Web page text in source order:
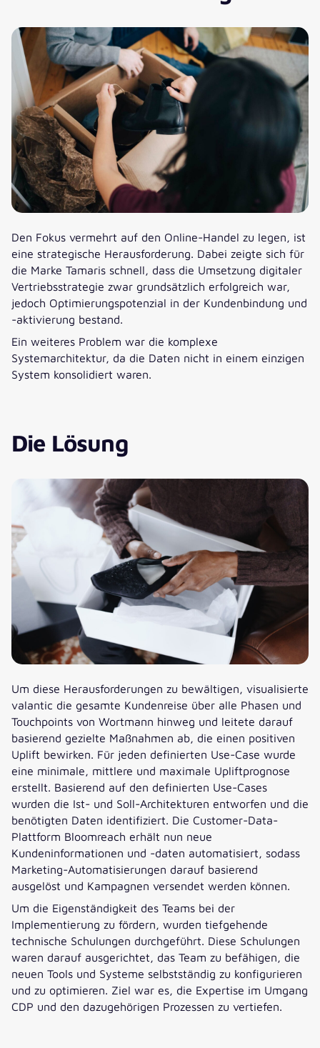
Den Fokus vermehrt auf den Online-Handel zu legen, ist
eine strategische Herausforderung. Dabei zeigte sich für
die Marke Tamaris schnell, dass die Umsetzung digitaler
Vertriebsstrategie zwar grundsätzlich erfolgreich war,
jedoch Optimierungspotenzial in der Kundenbindung und
-aktivierung bestand.
Ein weiteres Problem war die komplexe
Systemarchitektur, da die Daten nicht in einem einzigen
System konsolidiert waren.
Die Lösung
Um diese Herausforderungen zu bewältigen, visualisierte
valantic die gesamte Kundenreise über alle Phasen und
Touchpoints von Wortmann hinweg und leitete darauf
basierend gezielte Maßnahmen ab, die einen positiven
Uplift bewirken. Für jeden definierten Use-Case wurde
eine minimale, mittlere und maximale Upliftprognose
erstellt. Basierend auf den definierten Use-Cases
wurden die Ist- und Soll-Architekturen entworfen und die
benötigten Daten identifiziert. Die Customer-Data-
Plattform Bloomreach erhält nun neue
Kundeninformationen und -daten automatisiert, sodass
Marketing-Automatisierungen darauf basierend
ausgelöst und Kampagnen versendet werden können.
Um die Eigenständigkeit des Teams bei der
Implementierung zu fördern, wurden tiefgehende
technische Schulungen durchgeführt. Diese Schulungen
waren darauf ausgerichtet, das Team zu befähigen, die
neuen Tools und Systeme selbstständig zu konfigurieren
und zu optimieren. Ziel war es, die Expertise im Umgang
CDP und den dazugehörigen Prozessen zu vertiefen.